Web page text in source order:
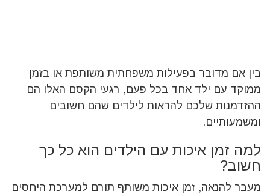
בין אם מדובר בפעילות משפחתית משותפת או בזמן
ממוקד עם ילד אחד בכל פעם, רגעי הקסם האלו הם
ההזדמנות שלכם להראות לילדים שהם חשובים
ומשמעותיים.
למה זמן איכות עם הילדים הוא כל כך
חשוב?
מעבר להנאה, זמן איכות משותף תורם למערכת היחסים